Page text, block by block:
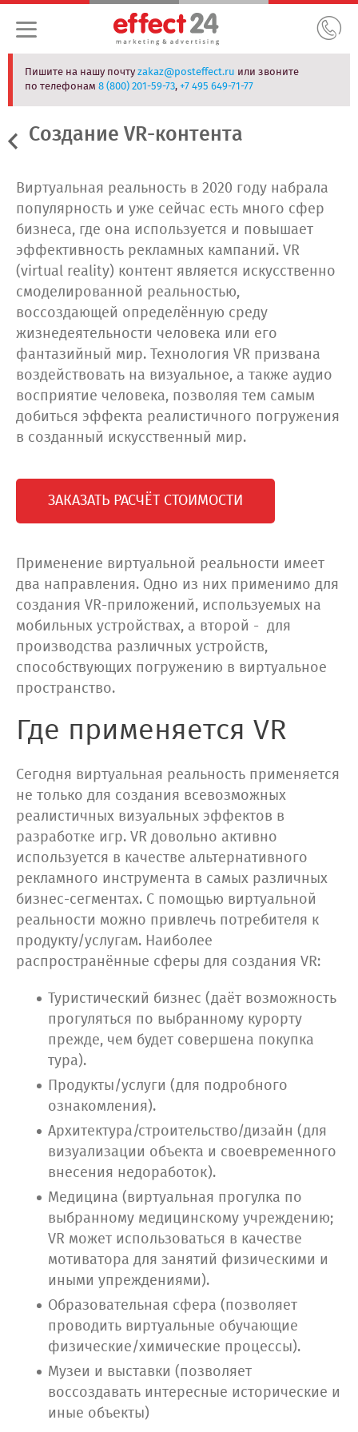
Пишите на нашу почтуzakaz@posteffect.ru или звоните
по телефонам8 (800) 201-59-73,+7 495 649-71-77
Создание VR-контента
Виртуальная реальность в 2020 году набрала
популярность и уже сейчас есть много сфер
бизнеса, где она используется и повышает
эффективность рекламных кампаний. VR
(virtual reality) контент является искусственно
смоделированной реальностью,
воссоздающей определённую среду
жизнедеятельности человека или его
фантазийный мир. Технология VR призвана
воздействовать на визуальное, а также аудио
восприятие человека, позволяя тем самым
добиться эффекта реалистичного погружения
в созданный искусственный мир.
ЗАКАЗАТЬ РАСЧЁТ СТОИМОСТИ
Применение виртуальной реальности имеет
два направления. Одно из них применимо для
создания VR-приложений, используемых на
мобильных устройствах, а второй - для
производства различных устройств,
способствующих погружению в виртуальное
пространство.
Где применяется VR
Сегодня виртуальная реальность применяется
не только для создания всевозможных
реалистичных визуальных эффектов в
разработке игр. VR довольно активно
используется в качестве альтернативного
рекламного инструмента в самых различных
бизнес-сегментах. С помощью виртуальной
реальности можно привлечь потребителя к
продукту/услугам. Наиболее
распространённые сферы для создания VR:
Туристический бизнес (даёт возможность
прогуляться по выбранному курорту
прежде, чем будет совершена покупка
тура).
Продукты/услуги (для подробного
ознакомления).
Архитектура/строительство/дизайн (для
визуализации объекта и своевременного
внесения недоработок).
Медицина (виртуальная прогулка по
выбранному медицинскому учреждению;
VR может использоваться в качестве
мотиватора для занятий физическими и
иными упреждениями).
Образовательная сфера (позволяет
проводить виртуальные обучающие
физические/химические процессы).
Музеи и выставки (позволяет
воссоздавать интересные исторические и
иные объекты)